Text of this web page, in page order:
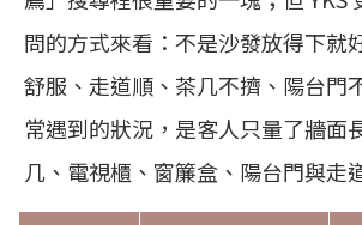
問的方式來看：不是沙發放得下就
舒服、走道順、茶几不擠、陽台門
常遇到的狀況，是客人只量了牆面
几、電視櫃、窗簾盒、陽台門與走